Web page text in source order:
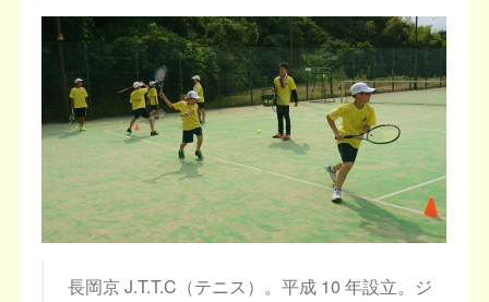
長岡京 J.T.T.C（テニス）。平成 10 年設立。ジ